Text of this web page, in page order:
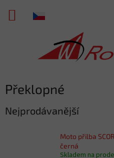
obsah
NÁKUPNÍ
Překlopné
Nejprodávanější
Moto přilba
černá
Skladem na